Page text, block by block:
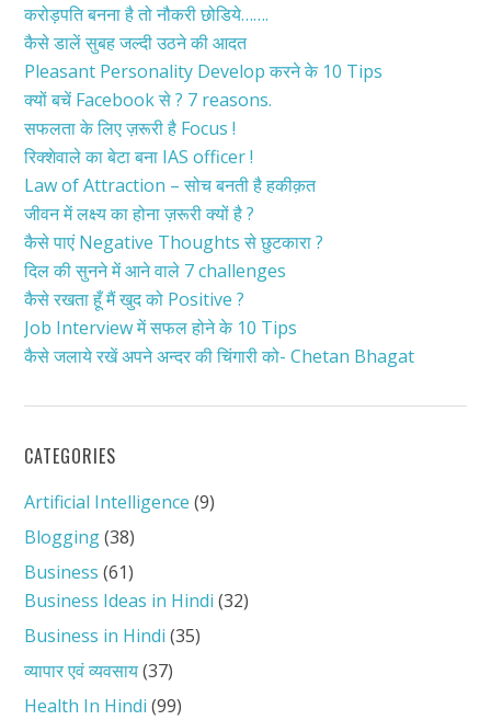
करोड़पति बनना है तो नौकरी छोडिये…….
कैसे डालें सुबह जल्दी उठने की आदत
Pleasant Personality Develop करने के 10 Tips
क्यों बचें Facebook से ? 7 reasons.
सफलता के लिए ज़रूरी है Focus !
रिक्शेवाले का बेटा बना IAS officer !
Law of Attraction – सोच बनती है हकीक़त
जीवन में लक्ष्य का होना ज़रूरी क्यों है ?
कैसे पाएं Negative Thoughts से छुटकारा ?
दिल की सुनने में आने वाले 7 challenges
कैसे रखता हूँ मैं खुद को Positive ?
Job Interview में सफल होने के 10 Tips
कैसे जलाये रखें अपने अन्दर की चिंगारी को- Chetan Bhagat
CATEGORIES
Artificial Intelligence (9)
Blogging(38)
Business (61)
Business Ideas in Hindi (32)
Business in Hindi (35)
व्यापार एवं व्यवसाय(37)
Health In Hindi (99)